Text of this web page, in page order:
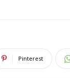
Pinterest